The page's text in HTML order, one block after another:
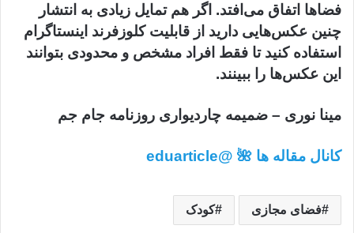
فضاها اتفاق می‌افتد. اگر هم تمایل زیادی به انتشار
چنین عکس‌هایی دارید از قابلیت کلوزفرند اینستاگرام
استفاده کنید تا فقط افراد مشخص و محدودی بتوانند
این عکس‌ها را ببینند.
مینا نوری – ضمیمه چاردیواری روزنامه جام جم
کانال مقاله ها 🌺 @eduarticle
فضای مجازی کودک